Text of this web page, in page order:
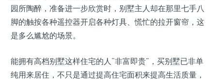
园所陶醉，准备进一步欣赏时，别墅主人却在那里七手八
脚的触按各种遥控器开启各种灯具、慌忙的拉开窗帘，这
是多么尴尬的场景。
能拥有高档别墅这样住宅的人“非富即贵”，买别墅已非单
纯用来居住，不只是通过提高住宅面积来提高生活质量，